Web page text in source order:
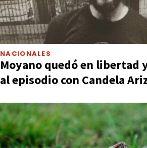
NACIONALES
Moyano quedó en libertad
al episodio con Candela